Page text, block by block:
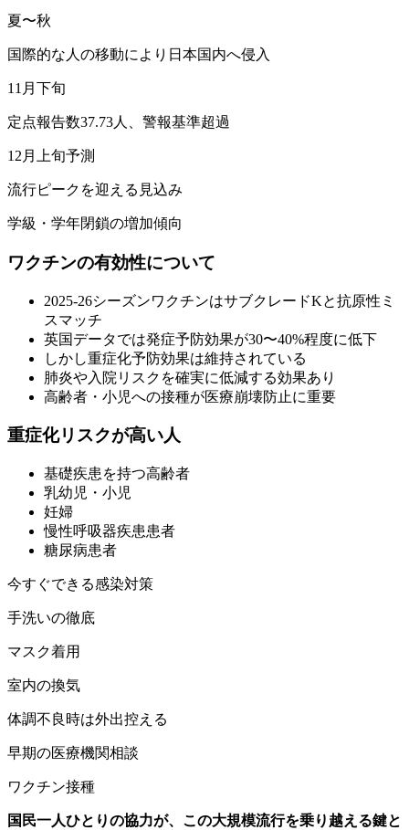
夏〜秋
国際的な人の移動により日本国内へ侵入
11月下旬
定点報告数37.73人、警報基準超過
12月上旬予測
流行ピークを迎える見込み
学級・学年閉鎖の増加傾向
ワクチンの有効性について
2025-26シーズンワクチンはサブクレードKと抗原性ミ
スマッチ
英国データでは発症予防効果が30〜40%程度に低下
しかし重症化予防効果は維持されている
肺炎や入院リスクを確実に低減する効果あり
高齢者・小児への接種が医療崩壊防止に重要
重症化リスクが高い人
基礎疾患を持つ高齢者
乳幼児・小児
妊婦
慢性呼吸器疾患患者
糖尿病患者
今すぐできる感染対策
手洗いの徹底
マスク着用
室内の換気
体調不良時は外出控える
早期の医療機関相談
ワクチン接種
国民一人ひとりの協力が、この大規模流行を乗り越える鍵と